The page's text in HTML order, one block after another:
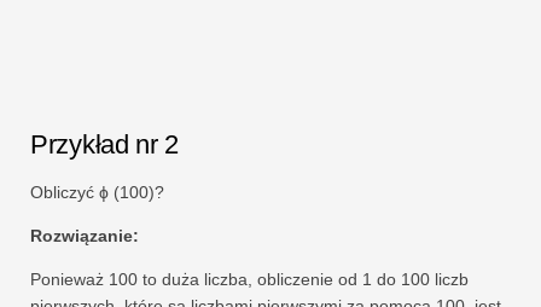
Przykład nr 2
Obliczyć ϕ (100)?
Rozwiązanie:
Ponieważ 100 to duża liczba, obliczenie od 1 do 100 liczb